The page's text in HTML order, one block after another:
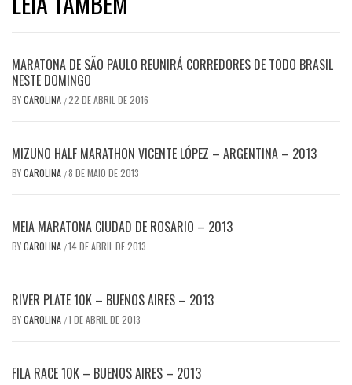
MARATONA DE SÃO PAULO REUNIRÁ CORREDORES DE TODO BRASIL
NESTE DOMINGO
BYCAROLINA /22 DE ABRIL DE 2016
MIZUNO HALF MARATHON VICENTE LÓPEZ – ARGENTINA – 2013
BYCAROLINA /8 DE MAIO DE 2013
MEIA MARATONA CIUDAD DE ROSARIO – 2013
BYCAROLINA /14 DE ABRIL DE 2013
RIVER PLATE 10K – BUENOS AIRES – 2013
BYCAROLINA /1 DE ABRIL DE 2013
FILA RACE 10K – BUENOS AIRES – 2013